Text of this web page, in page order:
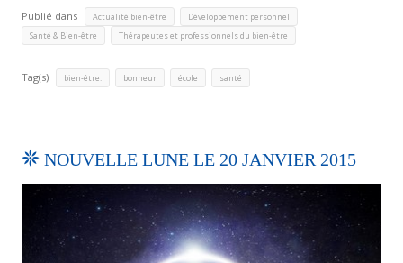
Publié dans Actualité bien-être Développement personnel
Santé & Bien-être Thérapeutes et professionnels du bien-être
Tag(s) bien-être. bonheur école santé
NOUVELLE LUNE LE 20 JANVIER 2015